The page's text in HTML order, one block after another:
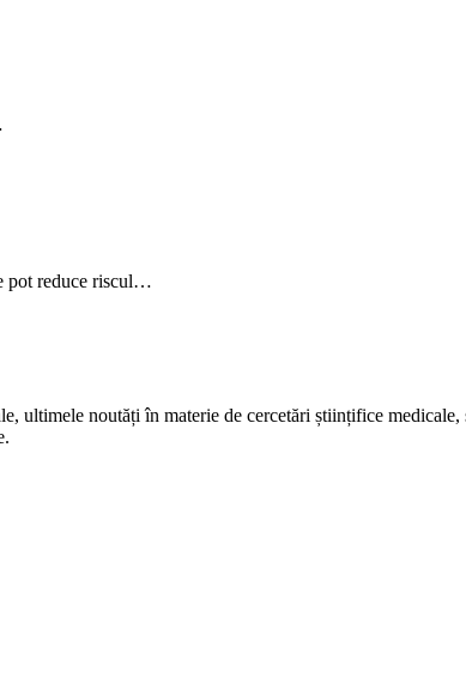
pot reduce riscul…
ultimele noutăți în materie de cercetări științifice